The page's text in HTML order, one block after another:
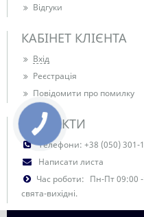
Відгуки
КАБІНЕТ КЛІЄНТА
Вхід
Реєстрація
Повідомити про помилку
КОНТАКТИ
Телефони: +38 (050) 301-
Написати листа
Час роботи: Пн-Пт 09:00
свята-вихідні.